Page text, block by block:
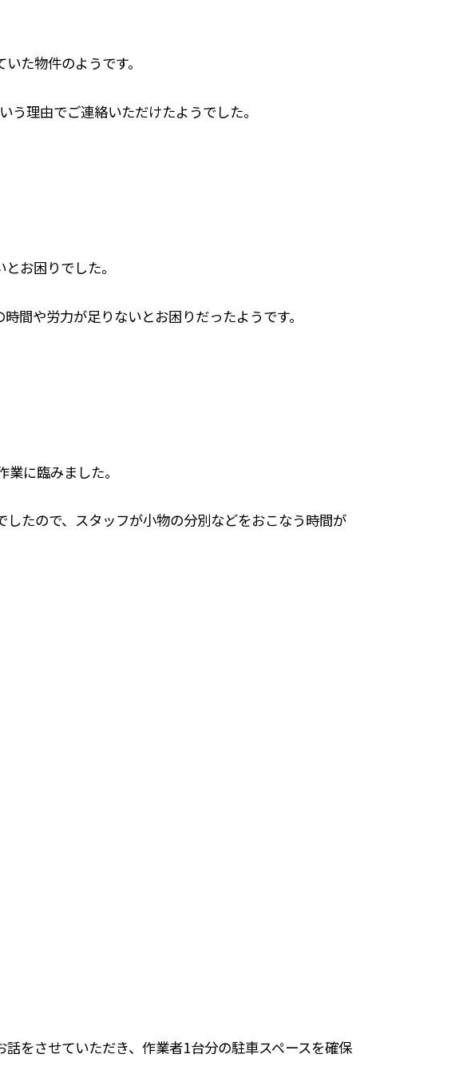
た物件のようです。
理由でご連絡いただけたようでした。
お困りでした。
間や労力が足りないとお困りだったようです。
に臨みました。
たので、スタッフが小物の分別などをおこなう時間が
をさせていただき、作業者1台分の駐車スペースを確保